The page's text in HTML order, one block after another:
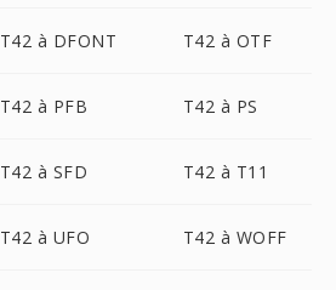
T42 à DFONT T42 à OTF
T42 à PFB T42 à PS
T42 à SFD T42 à T11
T42 à UFO T42 à WOFF